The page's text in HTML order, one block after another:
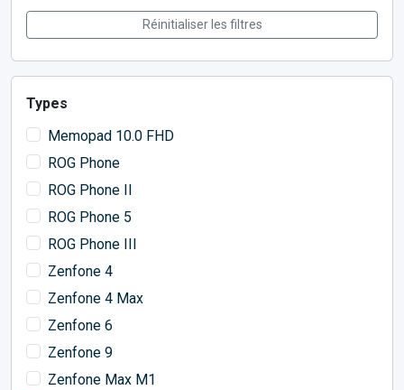
Réinitialiser les filtres
Types
Memopad 10.0 FHD
ROG Phone
ROG Phone II
ROG Phone 5
ROG Phone III
Zenfone 4
Zenfone 4 Max
Zenfone 6
Zenfone 9
Zenfone Max M1